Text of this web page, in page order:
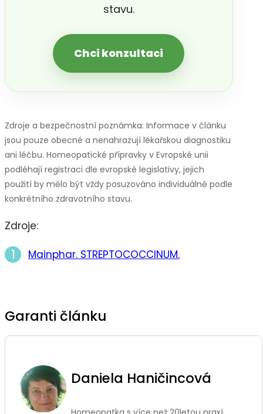
stavu.
Chci konzultaci
Zdroje a bezpečnostní poznámka: Informace v článku
jsou pouze obecné a nenahrazují lékařskou diagnostiku
ani léčbu. Homeopatické přípravky v Evropské unii
podléhají registraci dle evropské legislativy, jejich
použití by mělo být vždy posuzováno individuálně podle
konkrétního zdravotního stavu.
Zdroje:
Mainphar. STREPTOCOCCINUM.
Garanti článku
Daniela Haničincová